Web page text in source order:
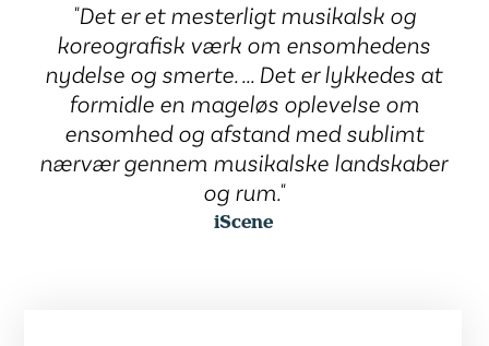
"Det er et mesterligt musikalsk og
koreografisk værk om ensomhedens
nydelse og smerte. ... Det er lykkedes at
formidle en mageløs oplevelse om
ensomhed og afstand med sublimt
nærvær gennem musikalske landskaber
og rum."
iScene